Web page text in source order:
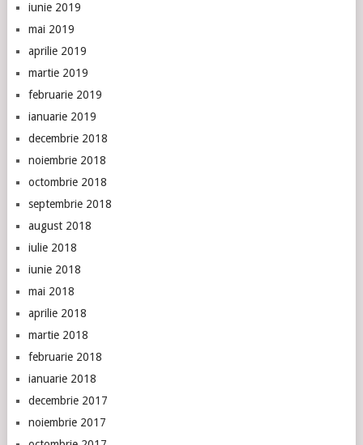
iunie 2019
mai 2019
aprilie 2019
martie 2019
februarie 2019
ianuarie 2019
decembrie 2018
noiembrie 2018
octombrie 2018
septembrie 2018
august 2018
iulie 2018
iunie 2018
mai 2018
aprilie 2018
martie 2018
februarie 2018
ianuarie 2018
decembrie 2017
noiembrie 2017